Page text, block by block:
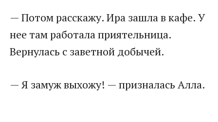
— Потом расскажу. Ира зашла в кафе. У
нее там работала приятельница.
Вернулась с заветной добычей.
— Я замуж выхожу! — призналась Алла.